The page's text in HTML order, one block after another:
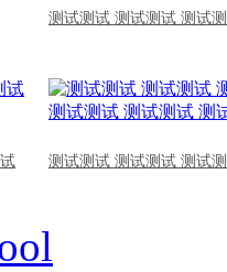
测试测试 测试测试 测试
测试测试 测试测试 测试